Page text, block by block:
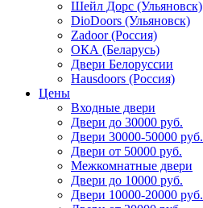
Шейл Дорс (Ульяновск)
DioDoors (Ульяновск)
Zadoor (Россия)
ОКА (Беларусь)
Двери Белоруссии
Hausdoors (Россия)
Цены
Входные двери
Двери до 30000 руб.
Двери 30000-50000 руб.
Двери от 50000 руб.
Межкомнатные двери
Двери до 10000 руб.
Двери 10000-20000 руб.